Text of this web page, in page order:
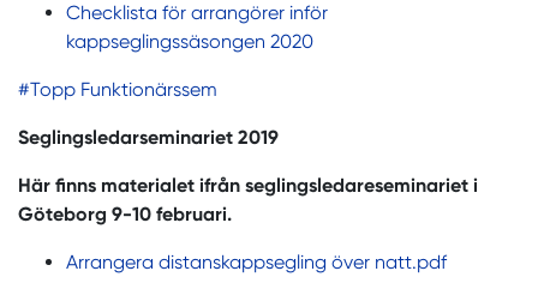
Checklista för arrangörer inför
kappseglingssäsongen 2020
#Topp Funktionärssem
Seglingsledarseminariet 2019
Här finns materialet ifrån seglingsledareseminariet i
Göteborg 9-10 februari.
Arrangera distanskappsegling över natt.pdf